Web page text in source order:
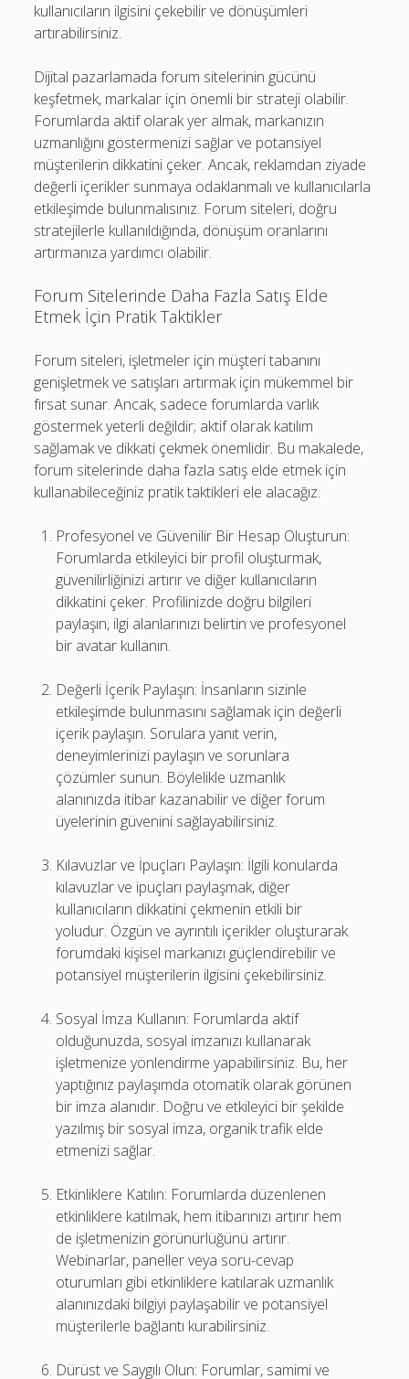
kullanıcıların ilgisini çekebilir ve dönüşümleri
artırabilirsiniz.
Dijital pazarlamada forum sitelerinin gücünü
keşfetmek, markalar için önemli bir strateji olabilir.
Forumlarda aktif olarak yer almak, markanızın
uzmanlığını göstermenizi sağlar ve potansiyel
müşterilerin dikkatini çeker. Ancak, reklamdan ziyade
değerli içerikler sunmaya odaklanmalı ve kullanıcılarla
etkileşimde bulunmalısınız. Forum siteleri, doğru
stratejilerle kullanıldığında, dönüşüm oranlarını
artırmanıza yardımcı olabilir.
Forum Sitelerinde Daha Fazla Satış Elde
Etmek İçin Pratik Taktikler
Forum siteleri, işletmeler için müşteri tabanını
genişletmek ve satışları artırmak için mükemmel bir
fırsat sunar. Ancak, sadece forumlarda varlık
göstermek yeterli değildir; aktif olarak katılım
sağlamak ve dikkati çekmek önemlidir. Bu makalede,
forum sitelerinde daha fazla satış elde etmek için
kullanabileceğiniz pratik taktikleri ele alacağız.
Profesyonel ve Güvenilir Bir Hesap Oluşturun:
Forumlarda etkileyici bir profil oluşturmak,
güvenilirliğinizi artırır ve diğer kullanıcıların
dikkatini çeker. Profilinizde doğru bilgileri
paylaşın, ilgi alanlarınızı belirtin ve profesyonel
bir avatar kullanın.
Değerli İçerik Paylaşın: İnsanların sizinle
etkileşimde bulunmasını sağlamak için değerli
içerik paylaşın. Sorulara yanıt verin,
deneyimlerinizi paylaşın ve sorunlara
çözümler sunun. Böylelikle uzmanlık
alanınızda itibar kazanabilir ve diğer forum
üyelerinin güvenini sağlayabilirsiniz.
Kılavuzlar ve İpuçları Paylaşın: İlgili konularda
kılavuzlar ve ipuçları paylaşmak, diğer
kullanıcıların dikkatini çekmenin etkili bir
yoludur. Özgün ve ayrıntılı içerikler oluşturarak
forumdaki kişisel markanızı güçlendirebilir ve
potansiyel müşterilerin ilgisini çekebilirsiniz.
Sosyal İmza Kullanın: Forumlarda aktif
olduğunuzda, sosyal imzanızı kullanarak
işletmenize yönlendirme yapabilirsiniz. Bu, her
yaptığınız paylaşımda otomatik olarak görünen
bir imza alanıdır. Doğru ve etkileyici bir şekilde
yazılmış bir sosyal imza, organik trafik elde
etmenizi sağlar.
Etkinliklere Katılın: Forumlarda düzenlenen
etkinliklere katılmak, hem itibarınızı artırır hem
de işletmenizin görünürlüğünü artırır.
Webinarlar, paneller veya soru-cevap
oturumları gibi etkinliklere katılarak uzmanlık
alanınızdaki bilgiyi paylaşabilir ve potansiyel
müşterilerle bağlantı kurabilirsiniz.
Dürüst ve Saygılı Olun: Forumlar, samimi ve